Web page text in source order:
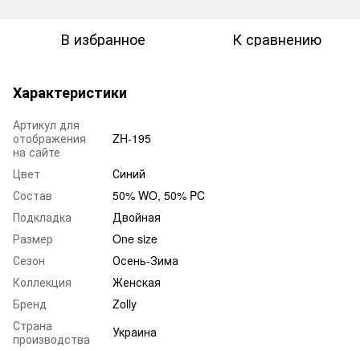
В избранное К сравнению
Характеристики
Артикул для
отображения
на сайте
ZH-195
Цвет
Синий
Состав
50% WO, 50% PC
Подкладка
Двойная
Размер
One size
Сезон
Осень-Зима
Коллекция
Женская
Бренд
Zolly
Страна
производства
Украина